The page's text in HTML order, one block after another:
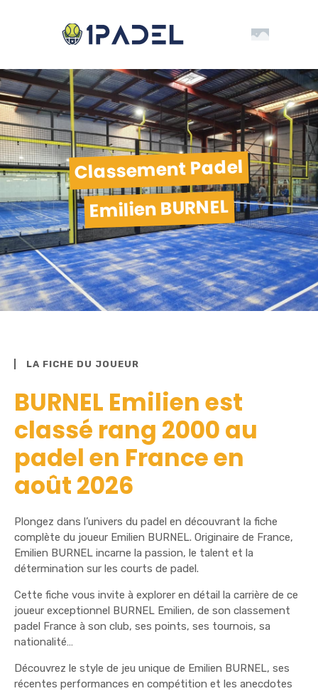
Classement Padel
Emilien BURNEL
LA FICHE DU JOUEUR
BURNEL Emilien est
classé rang 2000 au
padel en France en
août 2026
Plongez dans l’univers du padel en découvrant la fiche
complète du joueur Emilien BURNEL. Originaire de France,
Emilien BURNEL incarne la passion, le talent et la
détermination sur les courts de padel.
Cette fiche vous invite à explorer en détail la carrière de ce
joueur exceptionnel BURNEL Emilien, de son classement
padel France à son club, ses points, ses tournois, sa
nationalité…
Découvrez le style de jeu unique de Emilien BURNEL, ses
récentes performances en compétition et les anecdotes